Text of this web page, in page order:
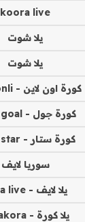
koora live
يلا شوت
يلا شوت
كورة اون لاين - kora onli
كورة جول - kora goal
كورة ستار - kora star
سوريا لايف
يلا لايف - yalla live
يلا كورة - yallakora